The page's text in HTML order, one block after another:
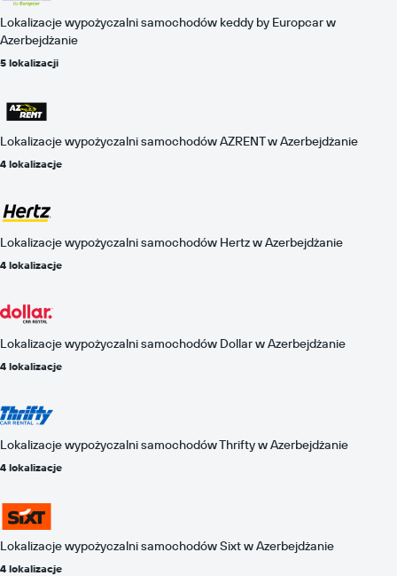
Lokalizacje wypożyczalni samochodów keddy by Europcar w
Azerbejdżanie
5 lokalizacji
Lokalizacje wypożyczalni samochodów AZRENT w Azerbejdżanie
4 lokalizacje
Lokalizacje wypożyczalni samochodów Hertz w Azerbejdżanie
4 lokalizacje
Lokalizacje wypożyczalni samochodów Dollar w Azerbejdżanie
4 lokalizacje
Lokalizacje wypożyczalni samochodów Thrifty w Azerbejdżanie
4 lokalizacje
Lokalizacje wypożyczalni samochodów Sixt w Azerbejdżanie
4 lokalizacje